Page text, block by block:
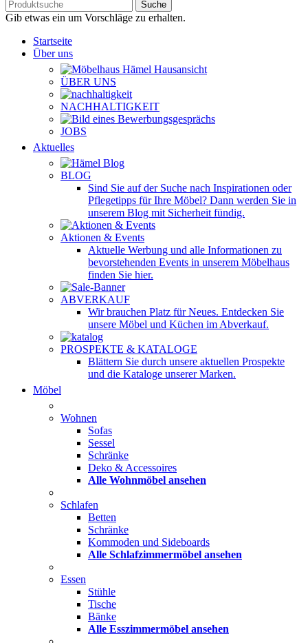
Suche
Gib etwas ein um Vorschläge zu erhalten.
Startseite
Über uns
ÜBER UNS
NACHHALTIGKEIT
JOBS
Aktuelles
BLOG
Sind Sie auf der Suche nach Inspirationen oder
Pflegetipps für Ihre Möbel? Dann werden Sie in
unserem Blog mit Sicherheit fündig.
Aktionen & Events
Aktuelle Werbung und alle Informationen zu
bevorstehenden Events in unserem Möbelhaus
finden Sie hier.
ABVERKAUF
Wir brauchen Platz für Neues. Entdecken Sie
unsere Möbel und Küchen im Abverkauf.
PROSPEKTE & KATALOGE
Blättern Sie durch unsere aktuellen Prospekte
und die Kataloge unserer Marken.
Möbel
Wohnen
Sofas
Sessel
Schränke
Deko & Accessoires
Alle Wohnmöbel ansehen
Schlafen
Betten
Schränke
Kommoden und Sideboards
Alle Schlafzimmermöbel ansehen
Essen
Stühle
Tische
Bänke
Alle Esszimmermöbel ansehen